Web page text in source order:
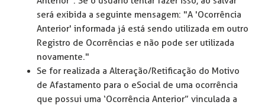
será exibida a seguinte mensagem: "A 'Ocorrência
Anterior' informada já está sendo utilizada em outro
Registro de Ocorrências e não pode ser utilizada
novamente."
Se for realizada a Alteração/Retificação do Motivo
de Afastamento para o eSocial de uma ocorrência
que possui uma ‘Ocorrência Anterior” vinculada a